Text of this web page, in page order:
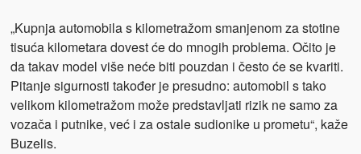
„Kupnja automobila s kilometražom smanjenom za stotine
tisuća kilometara dovest će do mnogih problema. Očito je
da takav model više neće biti pouzdan i često će se kvariti.
Pitanje sigurnosti također je presudno: automobil s tako
velikom kilometražom može predstavljati rizik ne samo za
vozača i putnike, već i za ostale sudionike u prometu“, kaže
Buzelis.